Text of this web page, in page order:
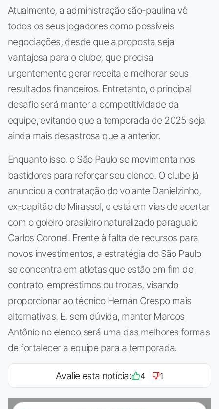
Atualmente, a administração são-paulina vê
todos os seus jogadores como possíveis
negociações, desde que a proposta seja
vantajosa para o clube, que precisa
urgentemente gerar receita e melhorar seus
resultados financeiros. Entretanto, o principal
desafio será manter a competitividade da
equipe, evitando que a temporada de 2025 seja
ainda mais desastrosa que a anterior.
Enquanto isso, o São Paulo se movimenta nos
bastidores para reforçar seu elenco. O clube já
anunciou a contratação do volante Danielzinho,
ex-capitão do Mirassol, e está em vias de acertar
com o goleiro brasileiro naturalizado paraguaio
Carlos Coronel. Frente à falta de recursos para
novos investimentos, a estratégia do São Paulo
se concentra em atletas que estão em fim de
contrato, empréstimos ou trocas, visando
proporcionar ao técnico Hernán Crespo mais
alternativas. E, sem dúvida, manter Marcos
Antônio no elenco será uma das melhores formas
de fortalecer a equipe para a temporada.
Avalie esta notícia: 4 1